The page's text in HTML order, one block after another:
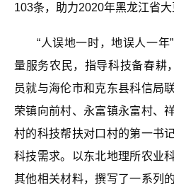
103条，助力2020年黑龙江省大
“人误地一时，地误人一
量服务农民，指导科技备春耕，
员就与海伦市和克东县科信局
荣镇向前村、 永富镇永富村、
村的科技帮扶对口村的第一书
科技需求。以东北地理所农业
其他相关材料，撰写了一系列的